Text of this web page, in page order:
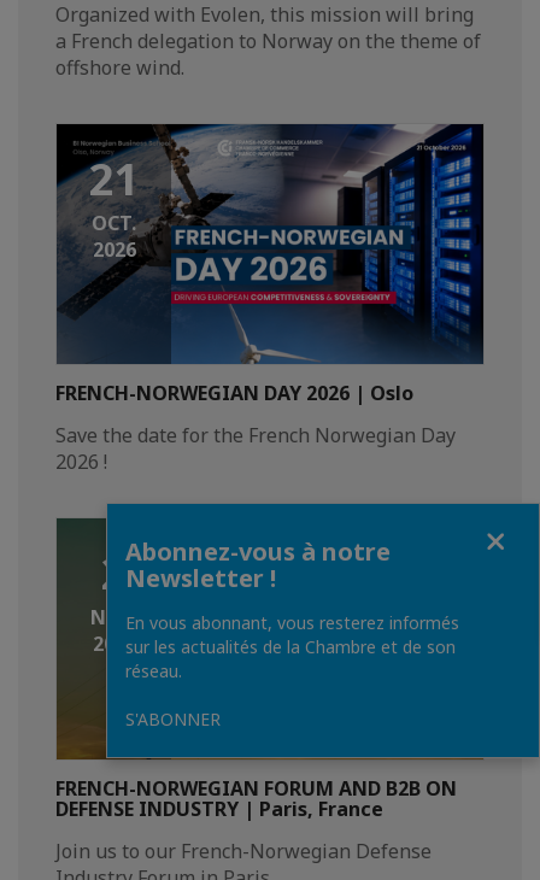
Organized with Evolen, this mission will bring
a French delegation to Norway on the theme of
offshore wind.
21
OCT.
2026
FRENCH-NORWEGIAN DAY 2026 | Oslo
Save the date for the French Norwegian Day
2026 !
2
NOV.
2026
FRENCH-NORWEGIAN FORUM AND B2B ON
DEFENSE INDUSTRY | Paris, France
Join us to our French-Norwegian Defense
Abonnez-vous à notre
Newsletter !
En vous abonnant, vous resterez informés
sur les actualités de la Chambre et de son
réseau.
S'ABONNER